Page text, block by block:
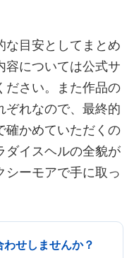
な目安としてまとめ
容については公式サ
ださい。また作品の
ぞれなので、最終的
確かめていただくの
ダイスヘルの全貌が
シーモアで手に取っ
せしませんか？